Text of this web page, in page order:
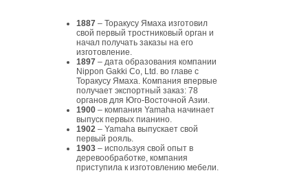
1887 – Торакусу Ямаха изготовил
свой первый тростниковый орган и
начал получать заказы на его
изготовление.
1897 – дата образования компании
Nippon Gakki Co, Ltd. во главе с
Торакусу Ямаха. Компания впервые
получает экспортный заказ: 78
органов для Юго-Восточной Азии.
1900 – компания Yamaha начинает
выпуск первых пианино.
1902 – Yamaha выпускает свой
первый рояль.
1903 – используя свой опыт в
деревообработке, компания
приступила к изготовлению мебели.